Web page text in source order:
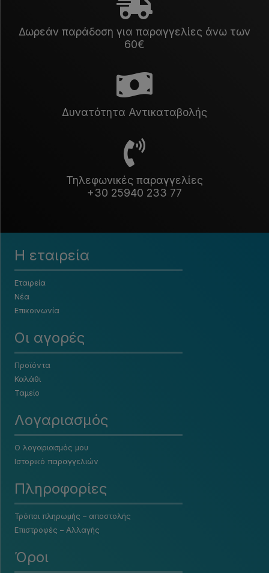
Δωρεάν παράδοση για παραγγελίες άνω των
60€
Δυνατότητα Αντικαταβολής
Τηλεφωνικές παραγγελίες
+30 25940 233 77
Η εταιρεία
Εταιρεία
Νέα
Επικοινωνία
Οι αγορές
Προϊόντα
Καλάθι
Ταμείο
Λογαριασμός
Ο λογαριασμός μου
Ιστορικό παραγγελιών
Πληροφορίες
Τρόποι πληρωμής – αποστολής
Επιστροφές – Αλλαγής
Όροι